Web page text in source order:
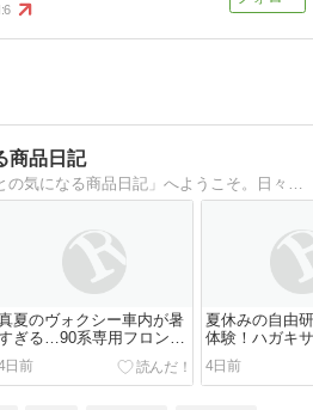
6
商品日記
こんにちは。「ぽるっとの気になる商品日記」へようこそ。日々のテレビやラジオ、雑誌などあらゆるところから「これ、ちょっと気になるな」という話題を、肩の力を抜いて自由に綴っています。
夏のヴォクシー車内が暑
ぎる…90系専用フロント
サンシェードで子どもを乗
る前の暑さ対策をしたい
日前
夏休みの自由
体験！ハガキ
キットで親子
作をしたい
4日前